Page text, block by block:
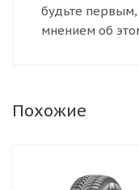
будьте
мнением об
Похожие